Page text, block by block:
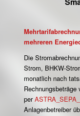
mehreren
Die
Strom, BHKW-
monatlich nach
per
Anlagenbetreiber